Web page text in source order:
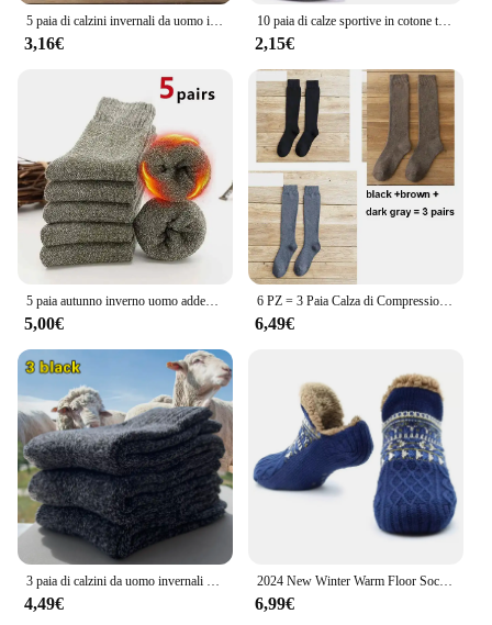
5 paia di calzini invernali da uomo in lana spessa per il calore, calzini da uomo in stile retrò, calzini da neve da uomo colorati e alla moda
3,16€
10 paia di calze sportive in cotone traspirante da uomo in fibra di bambù autunno e inverno calzini da uomo assorbimento del sudore deodorante business Sox
2,15€
5,00€
6 PZ = 3 Paia Calza di Compressione Invernale da Uomo Caldo Caldo Al Ginocchio Gamba Lunga Calzini in Terry di Cotone Addensare Copertura Calzini al Vitello Taglia 38-44
6,49€
4,49€
2024 New Winter Warm Floor Socks Home Fleece Slipper donna uomo Snow Socks Sleep Carpet Socks pantofole calzini antiscivolo Yoga Socks
6,99€